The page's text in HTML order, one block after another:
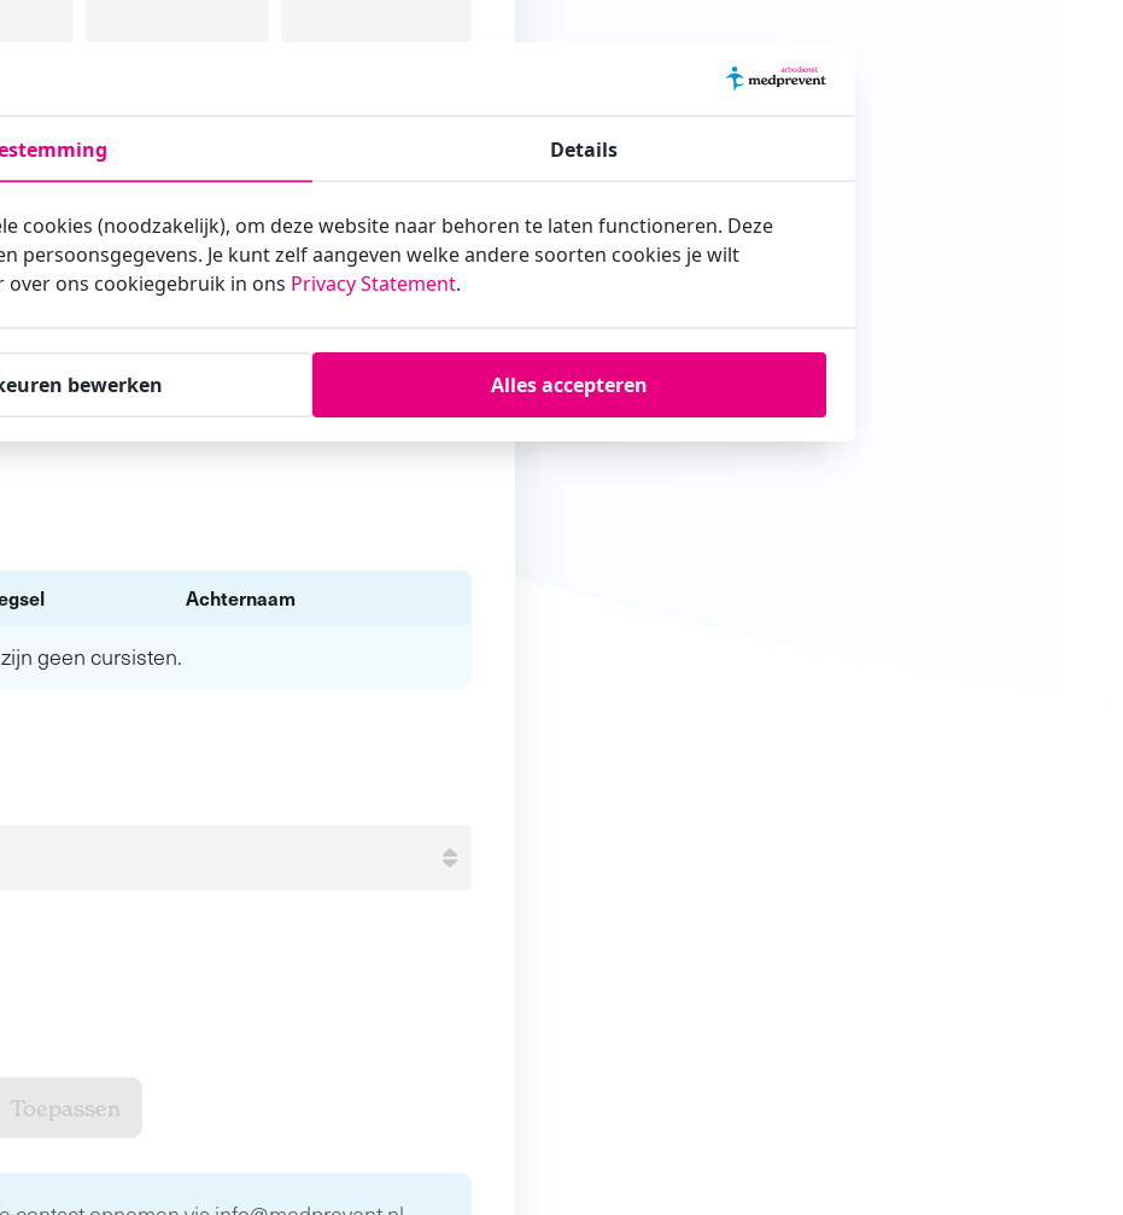
je zakelijk/administratief correspondeert
Achternaam
geen cursisten.
Details
cookies (noodzakelijk), om deze website naar behoren te laten functioneren. Deze
persoonsgegevens. Je kunt zelf aangeven welke andere soorten cookies je wilt
over ons cookiegebruik in ons Privacy Statement.
bewerken Alles accepteren